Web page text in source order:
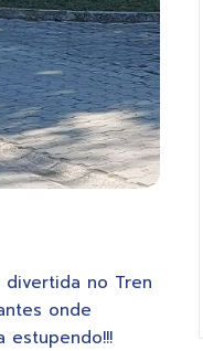
no Tren
onde
estupendo!!!